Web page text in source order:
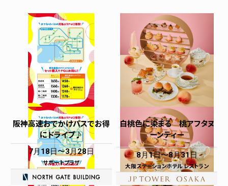
阪神高速おでかけパスでお得
にドライブ♪
7月18日 3月28日
サポートプラザ
白桃色に染まる 桃アフタヌ
ーンティー
8月1日 8月31日
大阪ステーションホテル レストラン